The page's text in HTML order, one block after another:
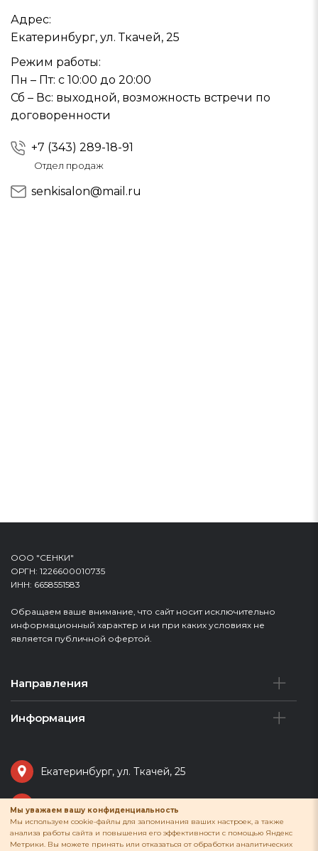
Адрес:
Екатеринбург, ул. Ткачей, 25
Режим работы:
Пн – Пт: с 10:00 до 20:00
Сб – Вс: выходной, возможность встречи по
договоренности
+7 (343) 289-18-91
Отдел продаж
senkisalon@mail.ru
ООО "СЕНКИ"
ОРГН: 1226600010735
ИНН: 6658551583
Обращаем ваше внимание, что сайт носит исключительно
информационный характер и ни при каких условиях не
является публичной офертой.
Направления
Информация
Екатеринбург, ул. Ткачей, 25
senkisalon@mail.ru
+7 (343) 289-18-91
Мы уважаем вашу конфиденциальность
Мы используем cookie-файлы для запоминания ваших настроек, а также
анализа работы сайта и повышения его эффективности с помощью Яндекс
Метрики. Вы можете принять или отказаться от обработки аналитических